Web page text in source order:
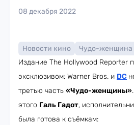
08 декабря 2022
Новости кино Чудо-женщина
Издание The Hollywood Reporter
эксклюзивом: Warner Bros. и DC
третью часть «Чудо-женщины»
этого Галь Гадот,
была готова к съёмкам: